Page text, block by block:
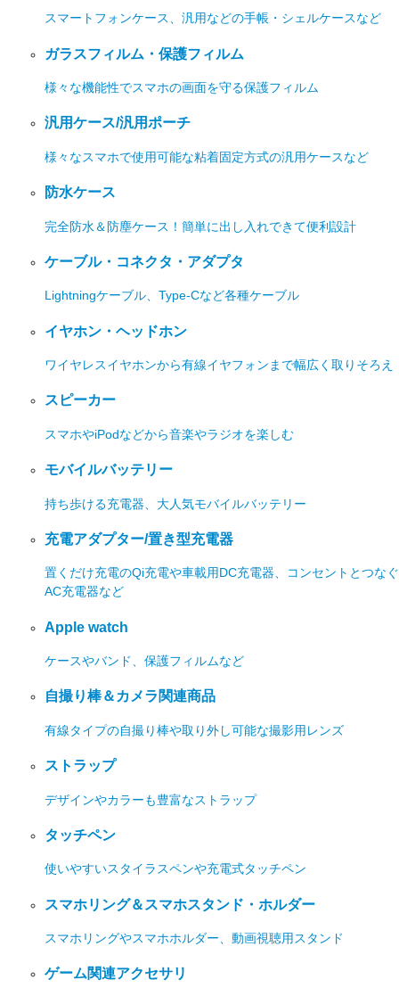
スマートフォンケース、汎用などの手帳・シェルケースなど
ガラスフィルム・保護フィルム
様々な機能性でスマホの画面を守る保護フィルム
汎用ケース/汎用ポーチ
様々なスマホで使用可能な粘着固定方式の汎用ケースなど
防水ケース
完全防水＆防塵ケース！簡単に出し入れできて便利設計
ケーブル・コネクタ・アダプタ
Lightningケーブル、Type-Cなど各種ケーブル
イヤホン・ヘッドホン
ワイヤレスイヤホンから有線イヤフォンまで幅広く取りそろえ
スピーカー
スマホやiPodなどから音楽やラジオを楽しむ
モバイルバッテリー
持ち歩ける充電器、大人気モバイルバッテリー
充電アダプター/置き型充電器
置くだけ充電のQi充電や車載用DC充電器、コンセントとつなぐ
AC充電器など
Apple watch
ケースやバンド、保護フィルムなど
自撮り棒＆カメラ関連商品
有線タイプの自撮り棒や取り外し可能な撮影用レンズ
ストラップ
デザインやカラーも豊富なストラップ
タッチペン
使いやすいスタイラスペンや充電式タッチペン
スマホリング＆スマホスタンド・ホルダー
スマホリングやスマホホルダー、動画視聴用スタンド
ゲーム関連アクセサリ